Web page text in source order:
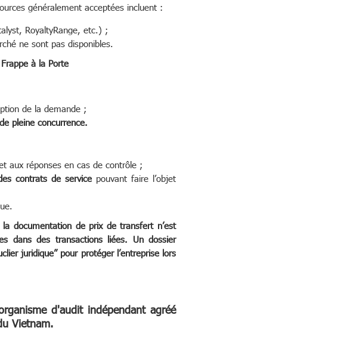
généralement acceptées incluent :
RoyaltyRange, etc.) ;
ne sont pas disponibles.
à la Porte
de la demande ;
pleine concurrence.
aux réponses en cas de contrôle ;
contrats de servicepouvant faire l’objet
documentation de prix de transfert n’est
dans des transactions liées. Un dossier
juridique” pour protéger l’entreprise lors
d'audit indépendant agréé
Vietnam.